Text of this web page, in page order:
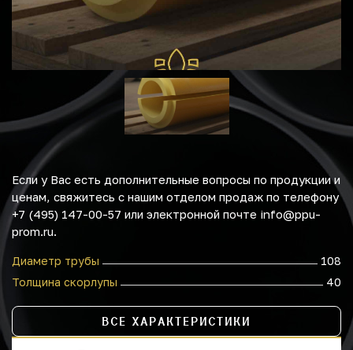
Если у Вас есть дополнительные вопросы по продукции и
ценам, свяжитесь с нашим отделом продаж по телефону
+7 (495) 147-00-57 или электронной почте info@ppu-
prom.ru.
Диаметр трубы
108
Толщина скорлупы
40
ВСЕ ХАРАКТЕРИСТИКИ